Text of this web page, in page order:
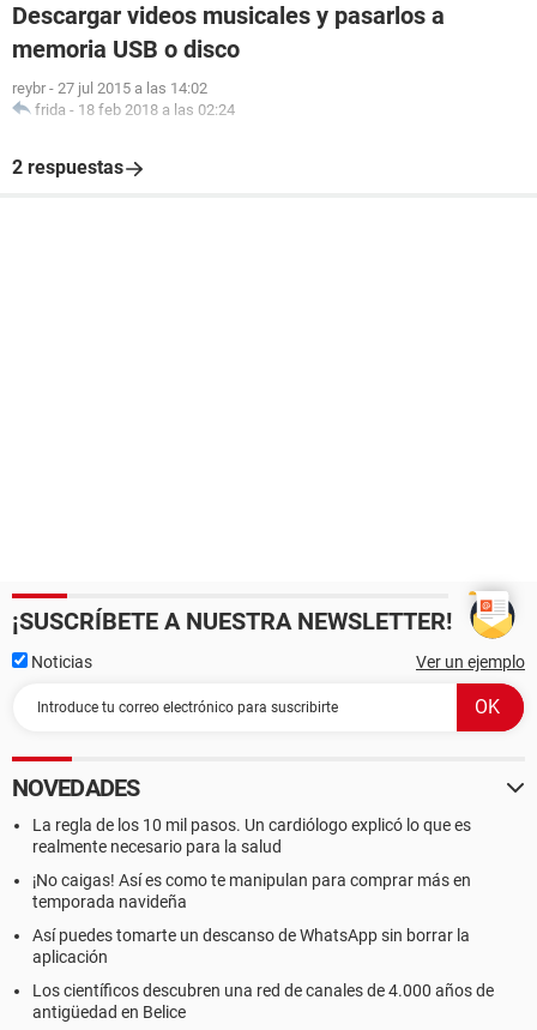
Descargar videos musicales y pasarlos a
memoria USB o disco
reybr - 27 jul 2015 a las 14:02
frida - 18 feb 2018 a las 02:24
2 respuestas
¡SUSCRÍBETE A NUESTRA NEWSLETTER!
Noticias Ver un ejemplo
NOVEDADES
La regla de los 10 mil pasos. Un cardiólogo explicó lo que es
realmente necesario para la salud
¡No caigas! Así es como te manipulan para comprar más en
temporada navideña
Así puedes tomarte un descanso de WhatsApp sin borrar la
aplicación
Los científicos descubren una red de canales de 4.000 años de
antigüedad en Belice